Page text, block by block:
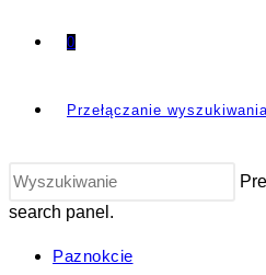
0
Przełączanie
search panel.
Paznokcie